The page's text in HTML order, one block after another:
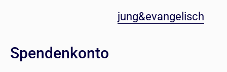
jung&evangelisch
Spendenkonto